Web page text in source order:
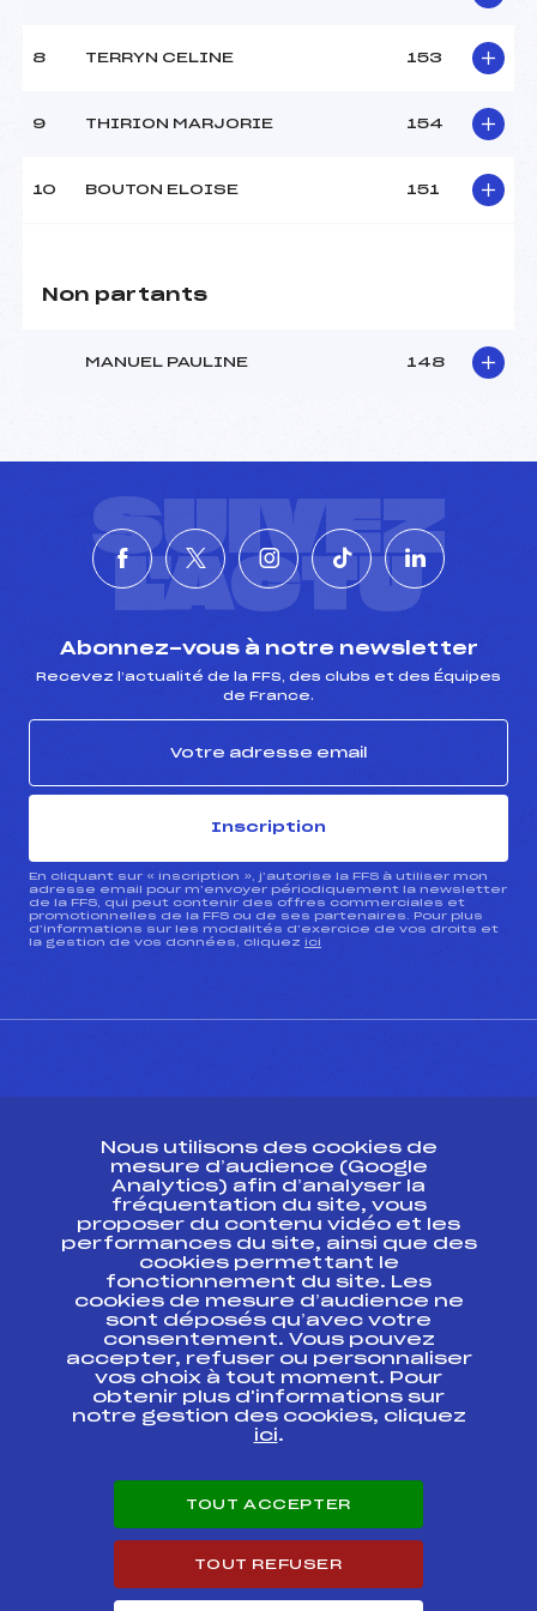
8 TERRYN CELINE 153
9 THIRION MARJORIE 154
10 BOUTON ELOISE 151
Non partants
MANUEL PAULINE 148
SUIVEZ
L'ACTU
Abonnez-vous à notre newsletter
Recevez l’actualité de la FFS, des clubs et des Équipes
de France.
Inscription
En cliquant sur « inscription », j’autorise la FFS à utiliser mon
adresse email pour m’envoyer périodiquement la newsletter
de la FFS, qui peut contenir des offres commerciales et
promotionnelles de la FFS ou de ses partenaires. Pour plus
d’informations sur les modalités d’exercice de vos droits et
la gestion de vos données, cliquez ici
Ressources
Pass’Neige
Projet sportif fédéral
Projet de performance fédéral
Antidopage
Pôle Développement, Formation, Suivi
Scientifique
Listes ministérielles
Pôle vie de l’athlète
Enseignement professionnel
Carrières
Nous utilisons des cookies de
mesure d’audience (Google
Analytics) afin d’analyser la
fréquentation du site, vous
proposer du contenu vidéo et les
performances du site, ainsi que des
cookies permettant le
fonctionnement du site. Les
cookies de mesure d’audience ne
sont déposés qu’avec votre
consentement. Vous pouvez
accepter, refuser ou personnaliser
vos choix à tout moment. Pour
obtenir plus d'informations sur
notre gestion des cookies, cliquez
ici.
TOUT ACCEPTER
TOUT REFUSER